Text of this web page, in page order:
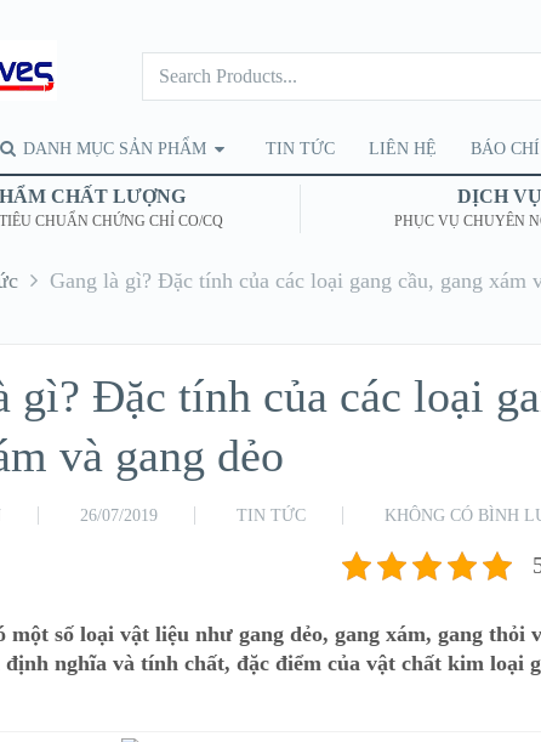
DANH MỤC SẢN PHẨM TIN TỨC LIÊN HỆ BÁO
CHẤT LƯỢNG
CHUẨN CHỨNG CHỈ CO/CQ
DỊCH
PHỤC VỤ CHUYÊN
Gang là gì? Đặc tính của các loại gang cầu, gang xám
gì? Đặc tính của các loại
và gang dẻo
26/07/2019 TIN TỨC KHÔNG CÓ BÌNH
một số loại vật liệu như gang dẻo, gang xám, gang thỏi
nghĩa và tính chất, đặc điểm của vật chất kim loại